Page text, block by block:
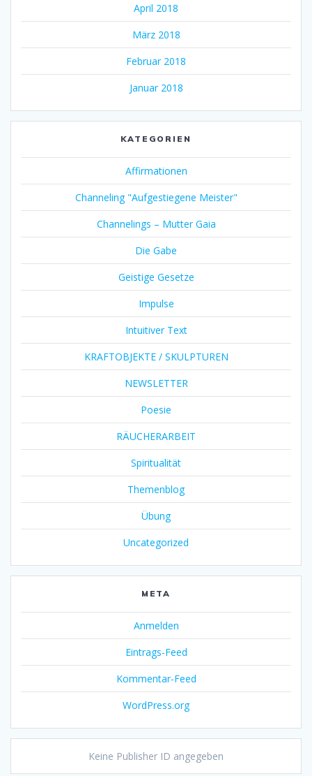
April 2018
März 2018
Februar 2018
Januar 2018
KATEGORIEN
Affirmationen
Channeling "Aufgestiegene Meister"
Channelings – Mutter Gaia
Die Gabe
Geistige Gesetze
Impulse
Intuitiver Text
KRAFTOBJEKTE / SKULPTUREN
NEWSLETTER
Poesie
RÄUCHERARBEIT
Spiritualität
Themenblog
Übung
Uncategorized
META
Anmelden
Eintrags-Feed
Kommentar-Feed
WordPress.org
Keine Publisher ID angegeben